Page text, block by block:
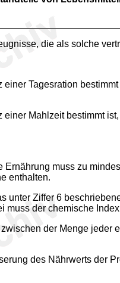
die als solche
Tagesration
Mahlzeit bestimmt
muss zu
enthalten.
unter Ziffer 6
der chemische
der Menge
des Nährwerts der